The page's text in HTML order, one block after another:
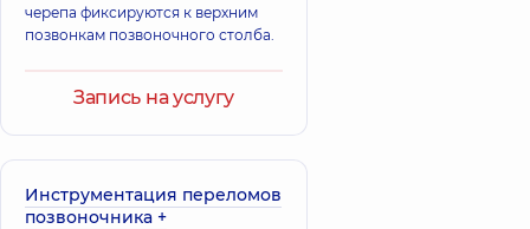
черепа фиксируются к верхним
позвонкам позвоночного столба.
Запись на услугу
Инструментация переломов
позвоночника +